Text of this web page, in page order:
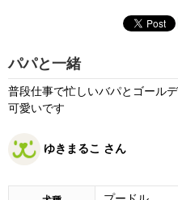
パパと一緒
普段仕事で忙しいバパとゴール
可愛いです
ゆきまるこ さん